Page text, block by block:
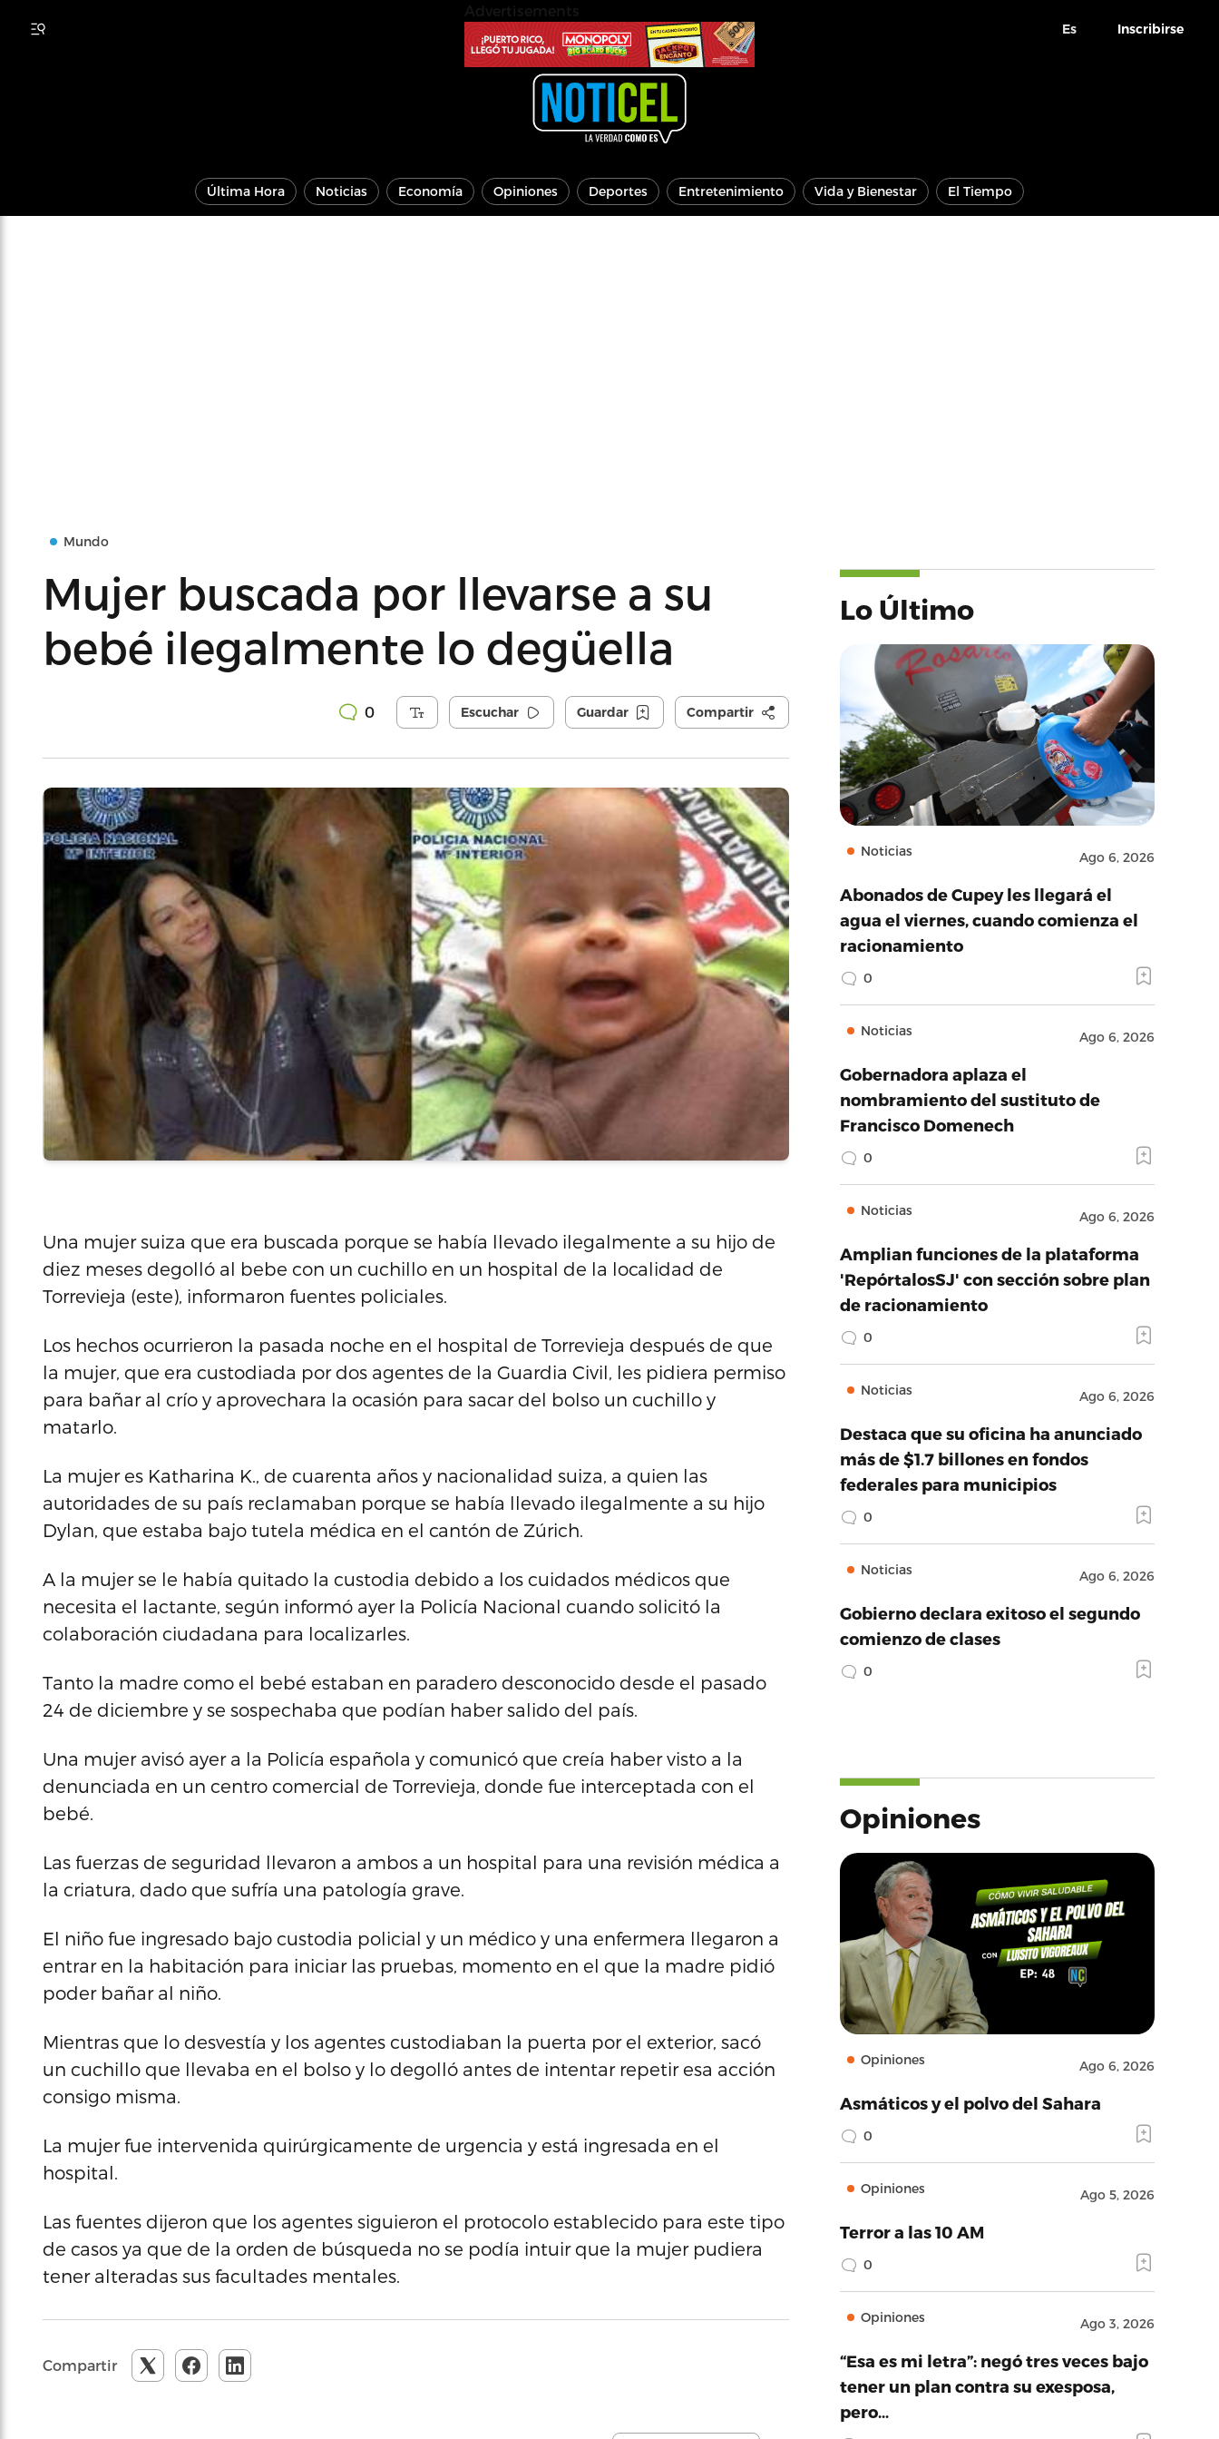
Es Inscribirse
Última Hora Noticias Economía Opiniones Deportes Entretenimiento Vida y Bienestar El Tiempo
Mundo
Mujer buscada por llevarse a su
bebé ilegalmente lo degüella
0 Escuchar Guardar Compartir
Una mujer suiza que era buscada porque se había llevado ilegalmente a su hijo de
diez meses degolló al bebe con un cuchillo en un hospital de la localidad de
Torrevieja (este), informaron fuentes policiales.
Los hechos ocurrieron la pasada noche en el hospital de Torrevieja después de que
la mujer, que era custodiada por dos agentes de la Guardia Civil, les pidiera permiso
para bañar al crío y aprovechara la ocasión para sacar del bolso un cuchillo y
matarlo.
La mujer es Katharina K., de cuarenta años y nacionalidad suiza, a quien las
autoridades de su país reclamaban porque se había llevado ilegalmente a su hijo
Dylan, que estaba bajo tutela médica en el cantón de Zúrich.
A la mujer se le había quitado la custodia debido a los cuidados médicos que
necesita el lactante, según informó ayer la Policía Nacional cuando solicitó la
colaboración ciudadana para localizarles.
Tanto la madre como el bebé estaban en paradero desconocido desde el pasado
24 de diciembre y se sospechaba que podían haber salido del país.
Una mujer avisó ayer a la Policía española y comunicó que creía haber visto a la
denunciada en un centro comercial de Torrevieja, donde fue interceptada con el
bebé.
Las fuerzas de seguridad llevaron a ambos a un hospital para una revisión médica a
la criatura, dado que sufría una patología grave.
El niño fue ingresado bajo custodia policial y un médico y una enfermera llegaron a
entrar en la habitación para iniciar las pruebas, momento en el que la madre pidió
poder bañar al niño.
Mientras que lo desvestía y los agentes custodiaban la puerta por el exterior, sacó
un cuchillo que llevaba en el bolso y lo degolló antes de intentar repetir esa acción
consigo misma.
La mujer fue intervenida quirúrgicamente de urgencia y está ingresada en el
hospital.
Las fuentes dijeron que los agentes siguieron el protocolo establecido para este tipo
de casos ya que de la orden de búsqueda no se podía intuir que la mujer pudiera
tener alteradas sus facultades mentales.
Compartir
Lo Último
Noticias Ago 6, 2026
Abonados de Cupey les llegará el
agua el viernes, cuando comienza el
racionamiento
0
Noticias Ago 6, 2026
Gobernadora aplaza el
nombramiento del sustituto de
Francisco Domenech
0
Noticias Ago 6, 2026
Amplian funciones de la plataforma
'RepórtalosSJ' con sección sobre plan
de racionamiento
0
Noticias Ago 6, 2026
Destaca que su oficina ha anunciado
más de $1.7 billones en fondos
federales para municipios
0
Noticias Ago 6, 2026
Gobierno declara exitoso el segundo
comienzo de clases
0
Opiniones
Opiniones Ago 6, 2026
Asmáticos y el polvo del Sahara
0
Opiniones Ago 5, 2026
Terror a las 10 AM
0
Opiniones Ago 3, 2026
“Esa es mi letra”: negó tres veces bajo
tener un plan contra su exesposa,
pero…